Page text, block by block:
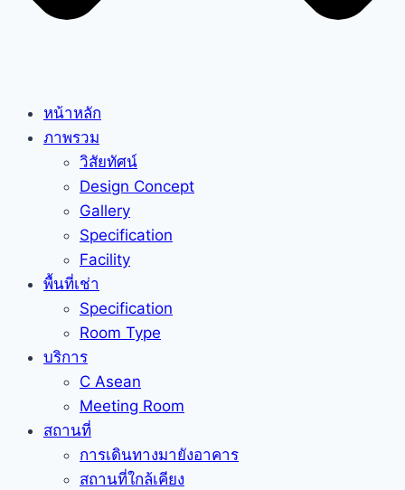
หน้าหลัก
ภาพรวม
วิสัยทัศน์
Design Concept
Gallery
Specification
Facility
พื้นที่เช่า
Specification
Room Type
บริการ
C Asean
Meeting Room
สถานที่
การเดินทางมายังอาคาร
สถานที่ใกล้เคียง